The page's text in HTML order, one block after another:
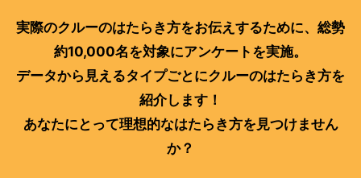
実際のクルーのはたらき方をお伝えするために、総勢
約10,000名を対象にアンケートを実施。
データから見えるタイプごとにクルーのはたらき方を
紹介します！
あなたにとって理想的なはたらき方を見つけません
か？